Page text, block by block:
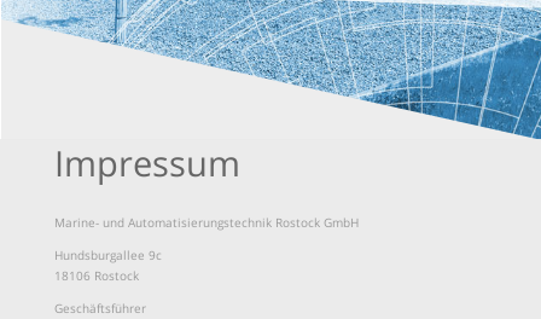
Impressum
Marine- und Automatisierungstechnik Rostock GmbH
Hundsburgallee 9c
18106 Rostock
Geschäftsführer